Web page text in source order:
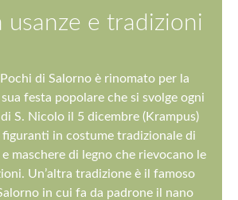
usanze e tradizioni
Pochi di Salorno è rinomato per la
festa popolare che si svolge ogni
S. Nicolo il 5 dicembre (Krampus)
in costume tradizionale di
maschere di legno che rievocano le
Un’altra tradizione è il famoso
in cui fa da padrone il nano